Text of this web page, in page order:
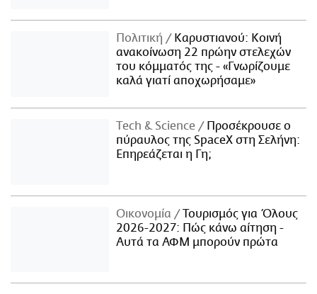
Πολιτική
Καρυστιανού: Κοινή
ανακοίνωση 22 πρώην στελεχών
του κόμματός της - «Γνωρίζουμε
καλά γιατί αποχωρήσαμε»
Τech & Science
Προσέκρουσε ο
πύραυλος της SpaceX στη Σελήνη:
Επηρεάζεται η Γη;
Οικονομία
Τουρισμός για Όλους
2026-2027: Πώς κάνω αίτηση -
Αυτά τα ΑΦΜ μπορούν πρώτα